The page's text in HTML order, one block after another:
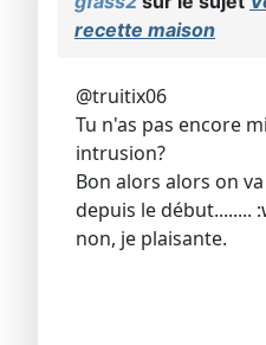
recette maison
@truitix06
Tu n'as pas encore
intrusion?
Bon alors alors on
depuis le début........
non, je plaisante.